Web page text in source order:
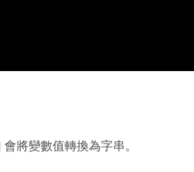
會將變數值轉換為字串。